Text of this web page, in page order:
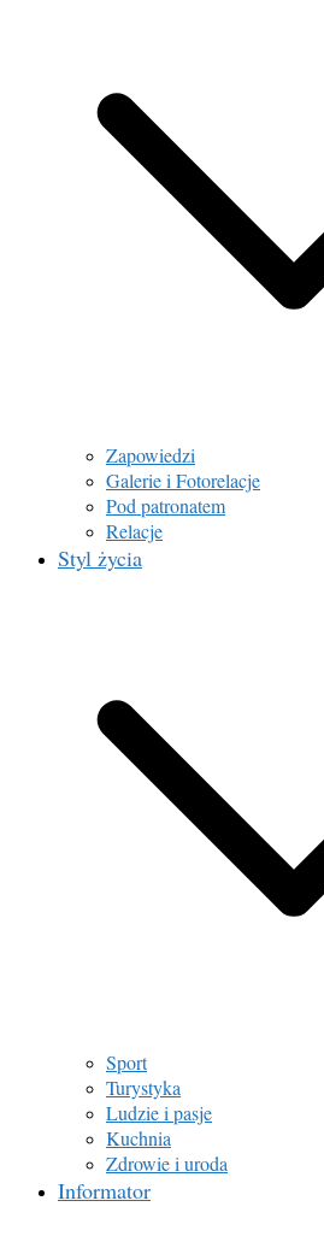
Zapowiedzi
Galerie i Fotorelacje
Pod patronatem
Relacje
Styl życia
Sport
Turystyka
Ludzie i pasje
Kuchnia
Zdrowie i uroda
Informator